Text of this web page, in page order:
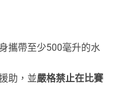
攜帶至少500毫升的水
助，並嚴格禁止在比賽